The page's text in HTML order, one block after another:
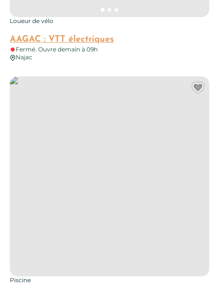
AAGAC : VTT électriques
Loueur de vélo
Fermé. Ouvre demain à 09h
Najac
Piscine
Piscine Municipale de Najac